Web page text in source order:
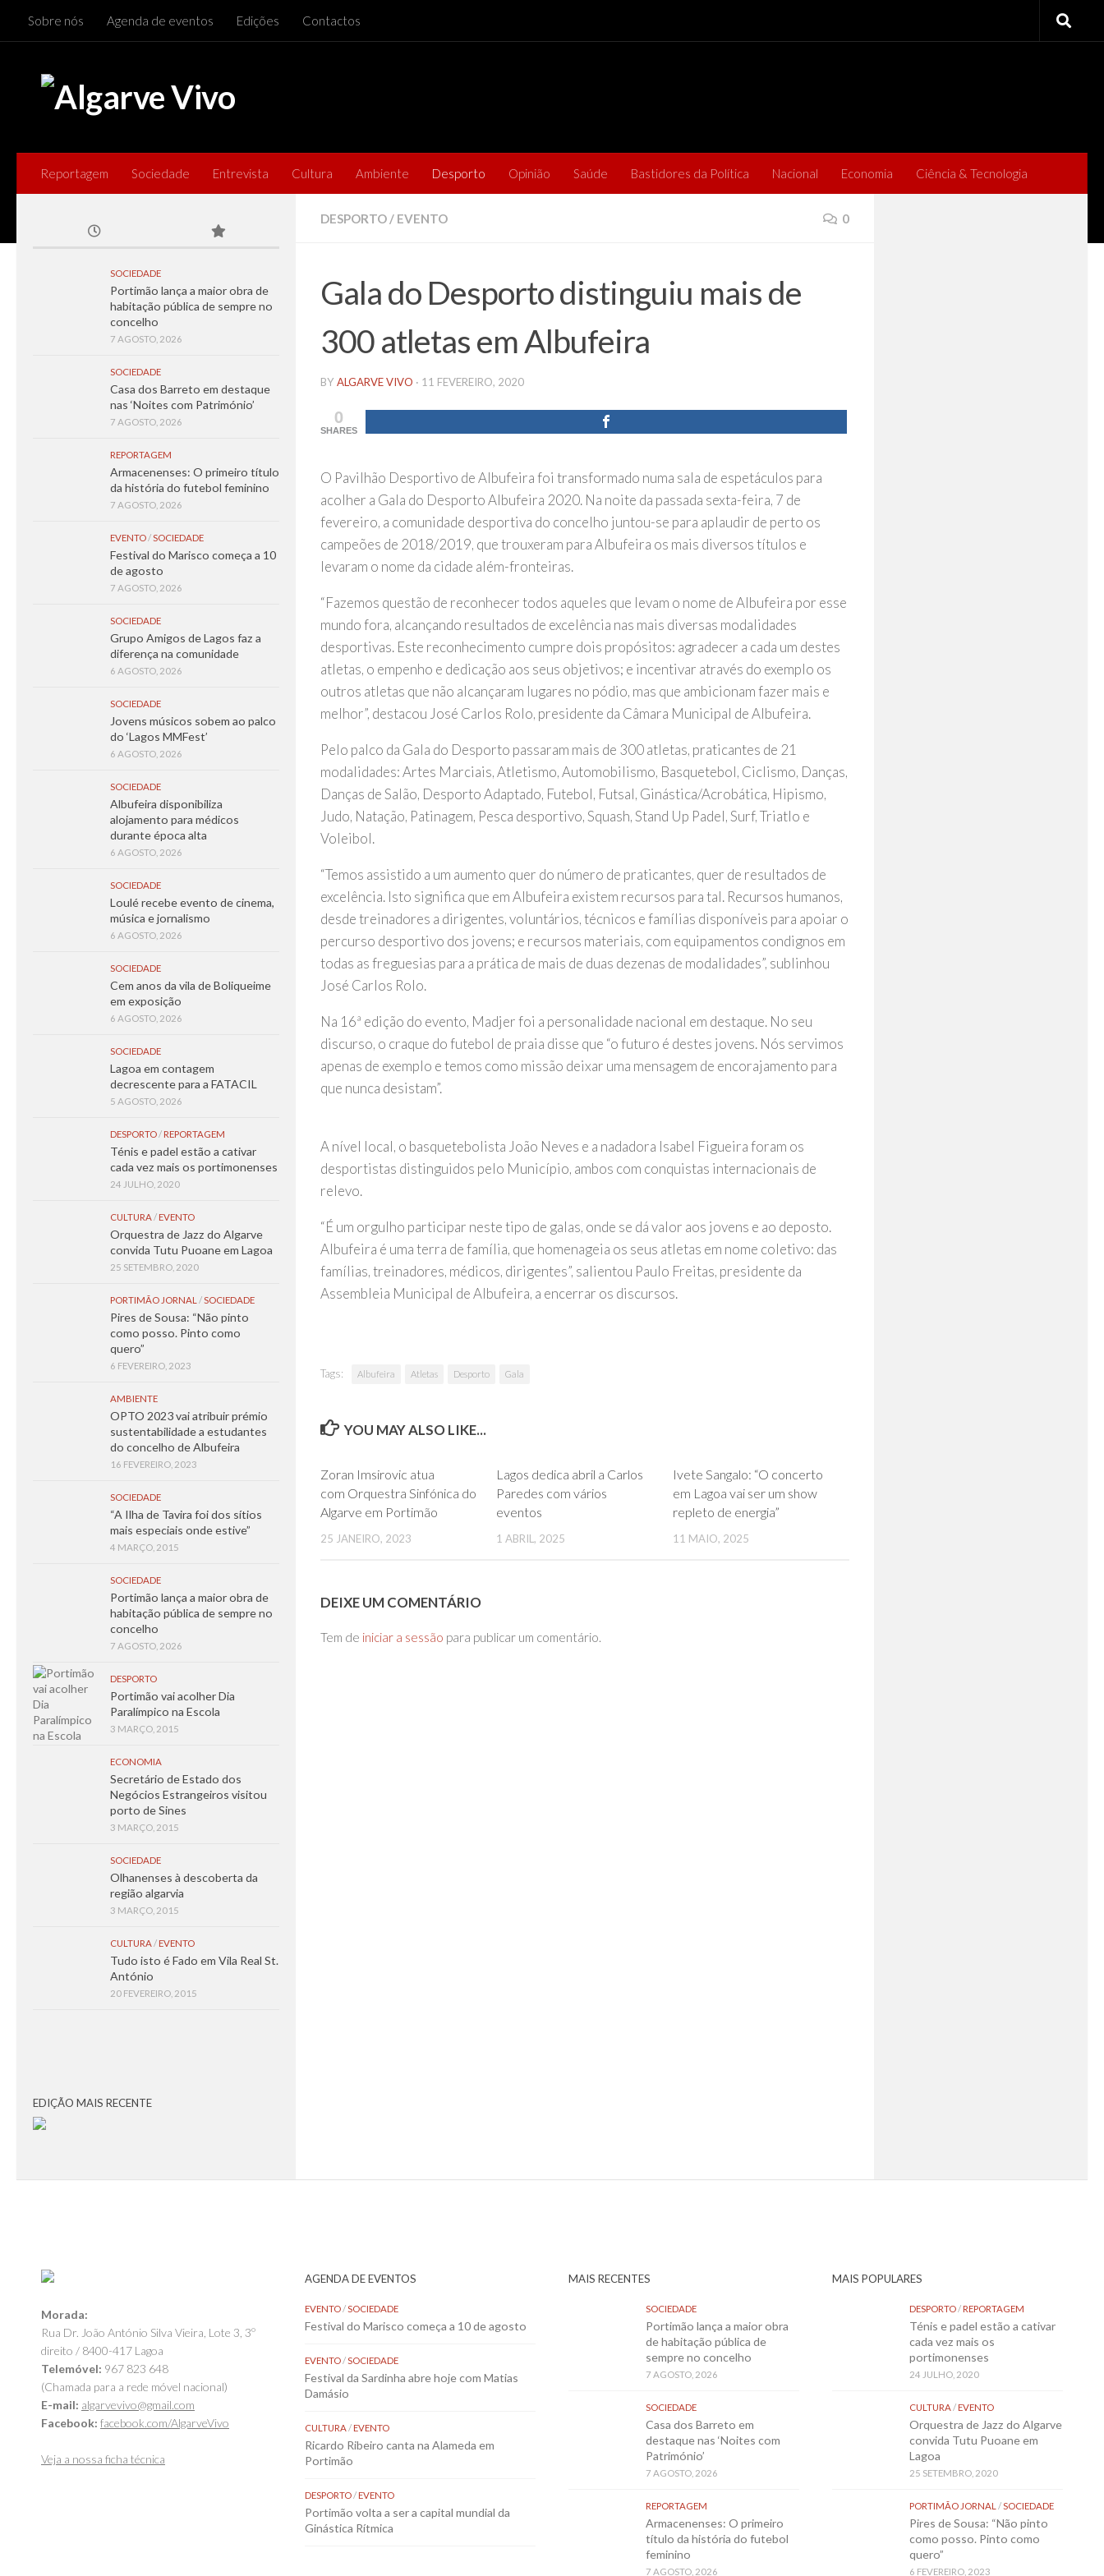
Skip to content
Sobre nós Agenda de eventos Edições Contactos
Reportagem Sociedade Entrevista Cultura Ambiente Desporto Opinião Saúde Bastidores da Política Nacional Economia Ciência & Tecnologia
DESPORTO / EVENTO 0
Gala do Desporto distinguiu mais de
300 atletas em Albufeira
BY ALGARVE VIVO · 11 FEVEREIRO, 2020
0
SHARES
O Pavilhão Desportivo de Albufeira foi transformado numa sala de espetáculos para
acolher a Gala do Desporto Albufeira 2020. Na noite da passada sexta-feira, 7 de
fevereiro, a comunidade desportiva do concelho juntou-se para aplaudir de perto os
campeões de 2018/2019, que trouxeram para Albufeira os mais diversos títulos e
levaram o nome da cidade além-fronteiras.
“Fazemos questão de reconhecer todos aqueles que levam o nome de Albufeira por esse
mundo fora, alcançando resultados de excelência nas mais diversas modalidades
desportivas. Este reconhecimento cumpre dois propósitos: agradecer a cada um destes
atletas, o empenho e dedicação aos seus objetivos; e incentivar através do exemplo os
outros atletas que não alcançaram lugares no pódio, mas que ambicionam fazer mais e
melhor”, destacou José Carlos Rolo, presidente da Câmara Municipal de Albufeira.
Pelo palco da Gala do Desporto passaram mais de 300 atletas, praticantes de 21
modalidades: Artes Marciais, Atletismo, Automobilismo, Basquetebol, Ciclismo, Danças,
Danças de Salão, Desporto Adaptado, Futebol, Futsal, Ginástica/Acrobática, Hipismo,
Judo, Natação, Patinagem, Pesca desportivo, Squash, Stand Up Padel, Surf, Triatlo e
Voleibol.
“Temos assistido a um aumento quer do número de praticantes, quer de resultados de
excelência. Isto significa que em Albufeira existem recursos para tal. Recursos humanos,
desde treinadores a dirigentes, voluntários, técnicos e famílias disponíveis para apoiar o
percurso desportivo dos jovens; e recursos materiais, com equipamentos condignos em
todas as freguesias para a prática de mais de duas dezenas de modalidades”, sublinhou
José Carlos Rolo.
Na 16ª edição do evento, Madjer foi a personalidade nacional em destaque. No seu
discurso, o craque do futebol de praia disse que “o futuro é destes jovens. Nós servimos
apenas de exemplo e temos como missão deixar uma mensagem de encorajamento para
que nunca desistam”.
A nível local, o basquetebolista João Neves e a nadadora Isabel Figueira foram os
desportistas distinguidos pelo Município, ambos com conquistas internacionais de
relevo.
“É um orgulho participar neste tipo de galas, onde se dá valor aos jovens e ao deposto.
Albufeira é uma terra de família, que homenageia os seus atletas em nome coletivo: das
famílias, treinadores, médicos, dirigentes”, salientou Paulo Freitas, presidente da
Assembleia Municipal de Albufeira, a encerrar os discursos.
Tags: Albufeira Atletas Desporto Gala
YOU MAY ALSO LIKE...
Zoran Imsirovic atua
com Orquestra Sinfónica do
Algarve em Portimão
25 JANEIRO, 2023
Lagos dedica abril a Carlos
Paredes com vários
eventos
1 ABRIL, 2025
Ivete Sangalo: “O concerto
em Lagoa vai ser um show
repleto de energia”
11 MAIO, 2025
DEIXE UM COMENTÁRIO
Tem de iniciar a sessão para publicar um comentário.
SOCIEDADE
Portimão lança a maior obra de
habitação pública de sempre no
concelho
7 AGOSTO, 2026
SOCIEDADE
Casa dos Barreto em destaque
nas ‘Noites com Património’
7 AGOSTO, 2026
REPORTAGEM
Armacenenses: O primeiro título
da história do futebol feminino
7 AGOSTO, 2026
EVENTO/SOCIEDADE
Festival do Marisco começa a 10
de agosto
7 AGOSTO, 2026
SOCIEDADE
Grupo Amigos de Lagos faz a
diferença na comunidade
6 AGOSTO, 2026
SOCIEDADE
Jovens músicos sobem ao palco
do ‘Lagos MMFest’
6 AGOSTO, 2026
SOCIEDADE
Albufeira disponibiliza
alojamento para médicos
durante época alta
6 AGOSTO, 2026
SOCIEDADE
Loulé recebe evento de cinema,
música e jornalismo
6 AGOSTO, 2026
SOCIEDADE
Cem anos da vila de Boliqueime
em exposição
6 AGOSTO, 2026
SOCIEDADE
Lagoa em contagem
decrescente para a FATACIL
5 AGOSTO, 2026
DESPORTO/ REPORTAGEM
Ténis e padel estão a cativar
cada vez mais os portimonenses
24 JULHO, 2020
CULTURA/ EVENTO
Orquestra de Jazz do Algarve
convida Tutu Puoane em Lagoa
25 SETEMBRO, 2020
PORTIMÃO JORNAL /SOCIEDADE
Pires de Sousa: “Não pinto
como posso. Pinto como
quero”
6 FEVEREIRO, 2023
AMBIENTE
OPTO 2023 vai atribuir prémio
sustentabilidade a estudantes
do concelho de Albufeira
16 FEVEREIRO, 2023
SOCIEDADE
“A Ilha de Tavira foi dos sítios
mais especiais onde estive”
4 MARÇO, 2015
SOCIEDADE
Portimão lança a maior obra de
habitação pública de sempre no
concelho
7 AGOSTO, 2026
DESPORTO
Portimão vai acolher Dia
Paralímpico na Escola
3 MARÇO, 2015
ECONOMIA
Secretário de Estado dos
Negócios Estrangeiros visitou
porto de Sines
3 MARÇO, 2015
SOCIEDADE
Olhanenses à descoberta da
região algarvia
3 MARÇO, 2015
CULTURA/ EVENTO
Tudo isto é Fado em Vila Real St.
António
20 FEVEREIRO, 2015
EDIÇÃO MAIS RECENTE
Morada:
Rua Dr. João António Silva Vieira, Lote 3, 3º
direito / 8400-417 Lagoa
Telemóvel: 967 823 648
(Chamada para a rede móvel nacional)
E-mail: algarvevivo@gmail.com
Facebook: facebook.com/AlgarveVivo
Veja a nossa ficha técnica
AGENDA DE EVENTOS
EVENTO/SOCIEDADE
Festival do Marisco começa a 10 de agosto
EVENTO/SOCIEDADE
Festival da Sardinha abre hoje com Matias
Damásio
CULTURA/EVENTO
Ricardo Ribeiro canta na Alameda em
Portimão
DESPORTO/EVENTO
Portimão volta a ser a capital mundial da
Ginástica Rítmica
MAIS RECENTES
SOCIEDADE
Portimão lança a maior obra
de habitação pública de
sempre no concelho
7 AGOSTO, 2026
SOCIEDADE
Casa dos Barreto em
destaque nas ‘Noites com
Património’
7 AGOSTO, 2026
REPORTAGEM
Armacenenses: O primeiro
título da história do futebol
feminino
7 AGOSTO, 2026
MAIS POPULARES
DESPORTO/REPORTAGEM
Ténis e padel estão a cativar
cada vez mais os
portimonenses
24 JULHO, 2020
CULTURA/EVENTO
Orquestra de Jazz do Algarve
convida Tutu Puoane em
Lagoa
25 SETEMBRO, 2020
PORTIMÃO JORNAL /SOCIEDADE
Pires de Sousa: “Não pinto
como posso. Pinto como
quero”
6 FEVEREIRO, 2023